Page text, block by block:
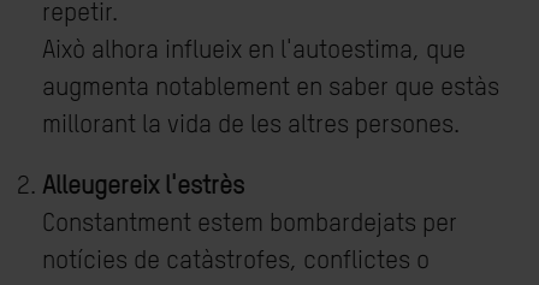
repetir.
Això alhora influeix en l'autoestima, que
augmenta notablement en saber que estàs
millorant la vida de les altres persones.
Alleugereix l'estrès
Constantment estem bombardejats per
notícies de catàstrofes, conflictes o